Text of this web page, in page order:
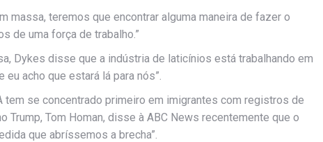
massa, teremos que encontrar alguma maneira de fazer o
de uma força de trabalho.”
Dykes disse que a indústria de laticínios está trabalhando em
acho que estará lá para nós”.
tem se concentrado primeiro em imigrantes com registros de
Tom Homan, disse à ABC News recentemente que o
que abríssemos a brecha”.